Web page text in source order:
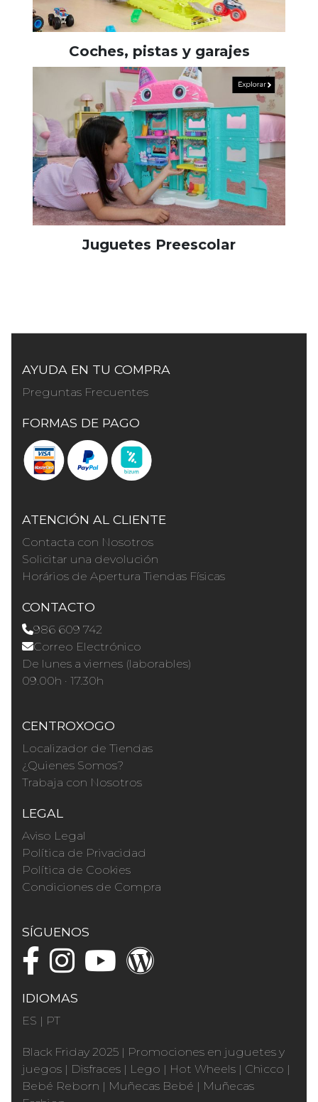
Coches, pistas y garajes
Juguetes Preescolar
AYUDA EN TU COMPRA
Preguntas Frecuentes
FORMAS DE PAGO
ATENCIÓN AL CLIENTE
Contacta con Nosotros
Solicitar una devolución
Horários de Apertura Tiendas Físicas
CONTACTO
986 609 742
Correo Electrónico
De lunes a viernes (laborables)
09.00h · 17.30h
CENTROXOGO
Localizador de Tiendas
¿Quienes Somos?
Trabaja con Nosotros
LEGAL
Aviso Legal
Política de Privacidad
Política de Cookies
Condiciones de Compra
SÍGUENOS
IDIOMAS
ES | PT
Black Friday 2025 | Promociones en juguetes y
juegos | Disfraces | Lego | Hot Wheels | Chicco |
Bebé Reborn | Muñecas Bebé | Muñecas